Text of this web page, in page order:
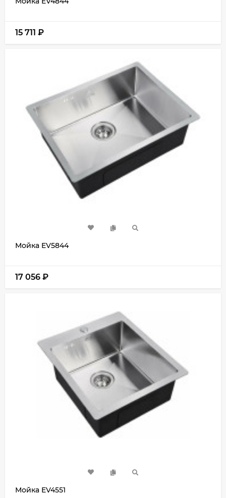
15 711 ₽
Мойка EV5844
17 056 ₽
Мойка EV4551